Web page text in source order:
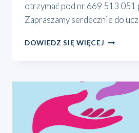
otrzy­mać pod nr 669 513 051
Zapra­sza­my ser­decz­nie do
DOWIEDZ SIĘ WIĘCEJ NABÓR
I